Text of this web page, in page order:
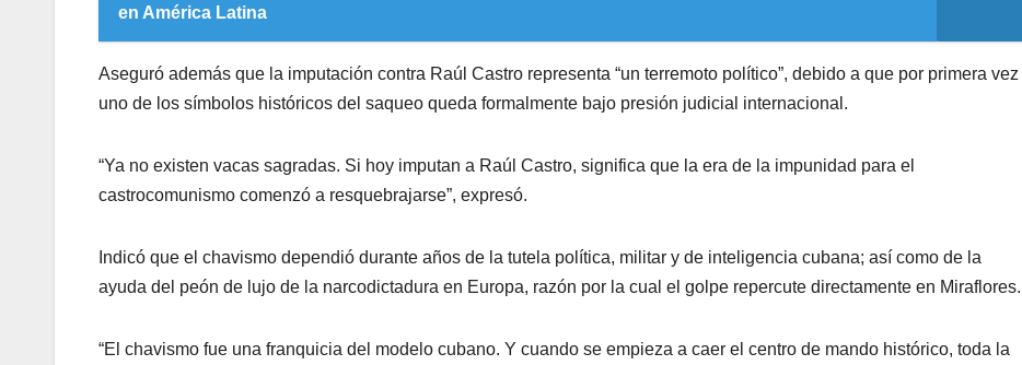
en América Latina
Aseguró además que la imputación contra Raúl Castro representa “un terremoto político”, debido a que por primera vez
uno de los símbolos históricos del saqueo queda formalmente bajo presión judicial internacional.
“Ya no existen vacas sagradas. Si hoy imputan a Raúl Castro, significa que la era de la impunidad para el
castrocomunismo comenzó a resquebrajarse”, expresó.
Indicó que el chavismo dependió durante años de la tutela política, militar y de inteligencia cubana; así como de la
ayuda del peón de lujo de la narcodictadura en Europa, razón por la cual el golpe repercute directamente en Miraflores.
“El chavismo fue una franquicia del modelo cubano. Y cuando se empieza a caer el centro de mando histórico, toda la